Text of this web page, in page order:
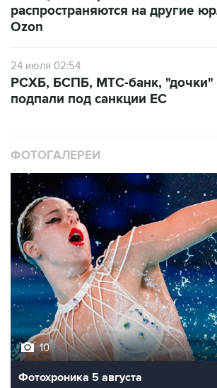
распространяются на другие
Ozon
24 июля 02:54
РСХБ, БСПБ, МТС-банк, "дочки"
подпали под санкции ЕС
ФОТОГАЛЕРЕИ
10
Фотохроника 5 августа